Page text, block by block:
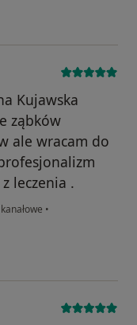
Kujawska
ząbków
ale wracam do
leczenia .
•